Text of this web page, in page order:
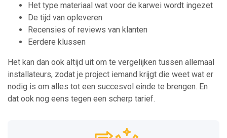
Het type materiaal wat voor de karwei wordt ingezet
De tijd van opleveren
Recensies of reviews van klanten
Eerdere klussen
Het kan dan ook altijd uit om te vergelijken tussen allemaal
installateurs, zodat je project iemand krijgt die weet wat er
nodig is om alles tot een succesvol einde te brengen. En
dat ook nog eens tegen een scherp tarief.